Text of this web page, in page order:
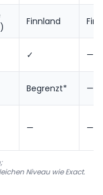
Finnland
✓ —
Begrenzt* —
— —
Niveau wie Exact.